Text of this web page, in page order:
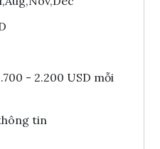
- 2.200 USD mỗi
tin